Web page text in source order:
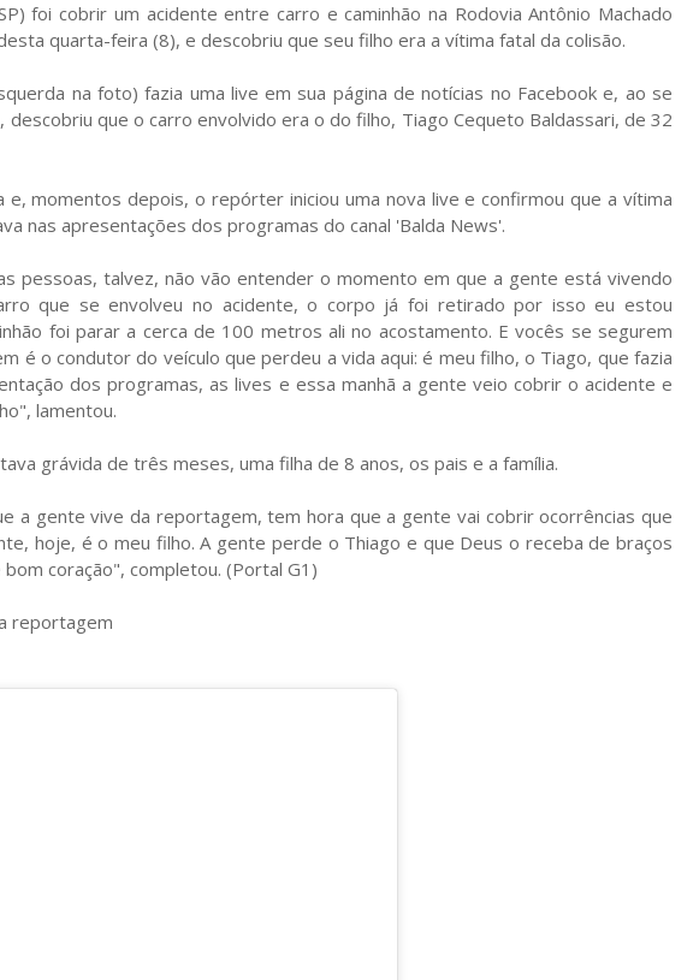
foi cobrir um acidente entre carro e caminhão na Rodovia Antônio Machado
quarta-feira (8), e descobriu que seu filho era a vítima fatal da colisão.
na foto) fazia uma live em sua página de notícias no Facebook e, ao se
descobriu que o carro envolvido era o do filho, Tiago Cequeto Baldassari, de 32
momentos depois, o repórter iniciou uma nova live e confirmou que a vítima
nas apresentações dos programas do canal 'Balda News'.
pessoas, talvez, não vão entender o momento em que a gente está vivendo
que se envolveu no acidente, o corpo já foi retirado por isso eu estou
foi parar a cerca de 100 metros ali no acostamento. E vocês se segurem
é o condutor do veículo que perdeu a vida aqui: é meu filho, o Tiago, que fazia
dos programas, as lives e essa manhã a gente veio cobrir o acidente e
lamentou.
grávida de três meses, uma filha de 8 anos, os pais e a família.
a gente vive da reportagem, tem hora que a gente vai cobrir ocorrências que
hoje, é o meu filho. A gente perde o Thiago e que Deus o receba de braços
coração", completou. (Portal G1)
reportagem